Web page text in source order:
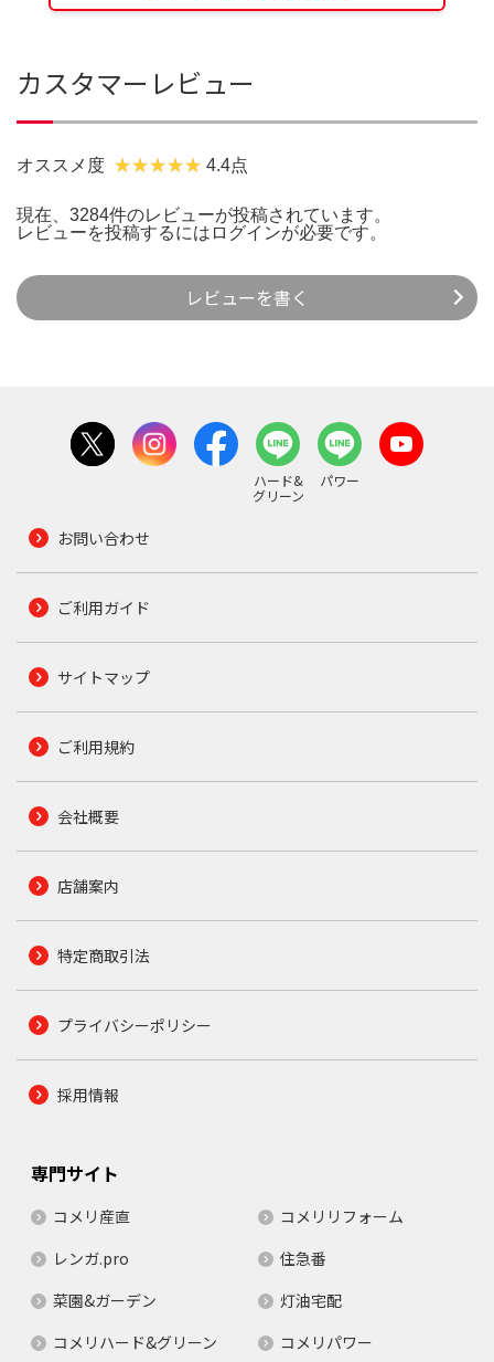
カスタマーレビュー
オススメ度 4.4点
現在、3284件のレビューが投稿されています。
レビューを投稿するには ログインが必要です。
レビューを書く
ハード&
グリーン
パワー
お問い合わせ
ご利用ガイド
サイトマップ
ご利用規約
会社概要
店舗案内
特定商取引法
プライバシーポリシー
採用情報
専門サイト
コメリ産直
コメリリフォーム
レンガ.pro
住急番
菜園&ガーデン
灯油宅配
コメリハード&グリーン
コメリパワー